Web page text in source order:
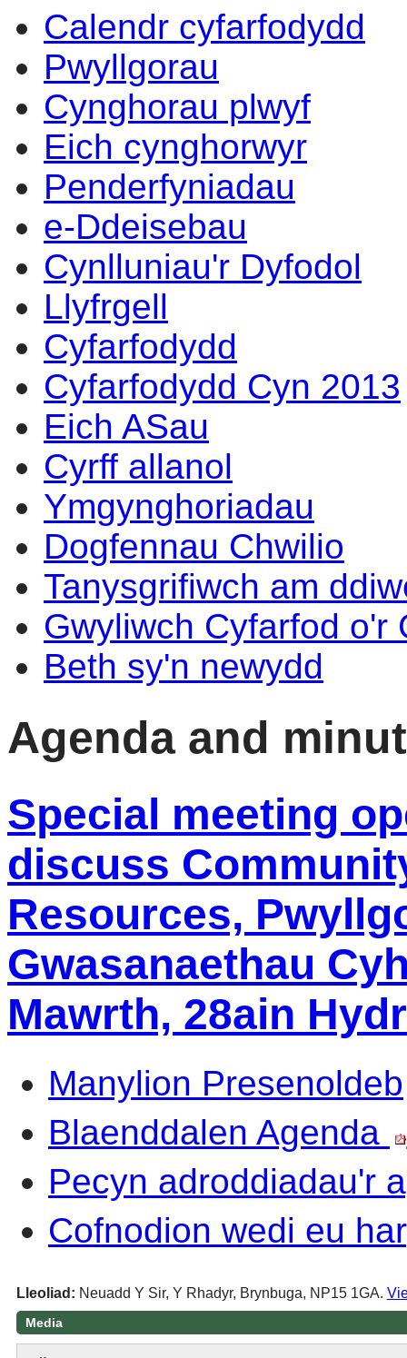
Calendr cyfarfodydd
Pwyllgorau
Cynghorau plwyf
Eich cynghorwyr
Penderfyniadau
e-Ddeisebau
Cynlluniau'r Dyfodol
Llyfrgell
Cyfarfodydd
Cyfarfodydd Cyn 2013
Eich ASau
Cyrff allanol
Ymgynghoriadau
Dogfennau Chwilio
Tanysgrifiwch am
Gwyliwch Cyfarfod o'r
Beth sy'n newydd
Agenda and
Special meeting
discuss
Resources,
Gwasanaethau
Mawrth, 28ain
Manylion Presenoldeb
Blaenddalen Agenda
Pecyn adroddiadau'r
Cofnodion wedi eu
Lleoliad: Neuadd Y Sir, Y Rhadyr, Brynbuga, NP15 1GA.
Media